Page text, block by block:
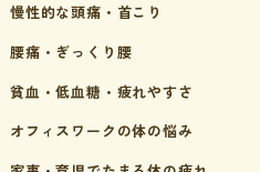
慢性的な頭痛・首こり
腰痛・ぎっくり腰
貧血・低血糖・疲れやすさ
オフィスワークの体の悩み